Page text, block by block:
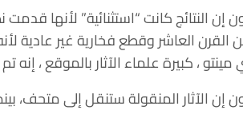
إن النتائج كانت “استثنائية” لأنها
القرن العاشر وقطع فخارية غير عادية
مينتو ، كبيرة علماء الآثار بالموقع
إن الآثار المنقولة ستنقل إلى متحف،